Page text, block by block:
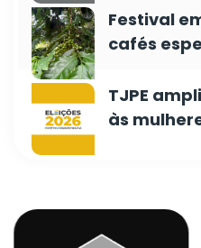
Festival
cafés
TJPE
às